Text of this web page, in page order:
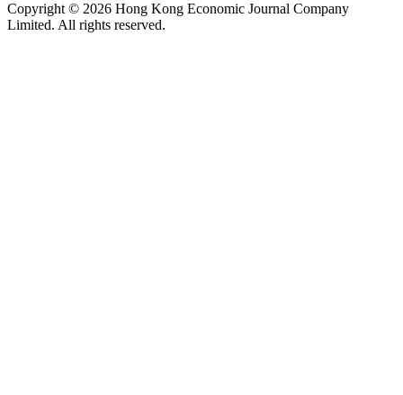
Copyright © 2026 Hong Kong Economic Journal Company
Limited. All rights reserved.